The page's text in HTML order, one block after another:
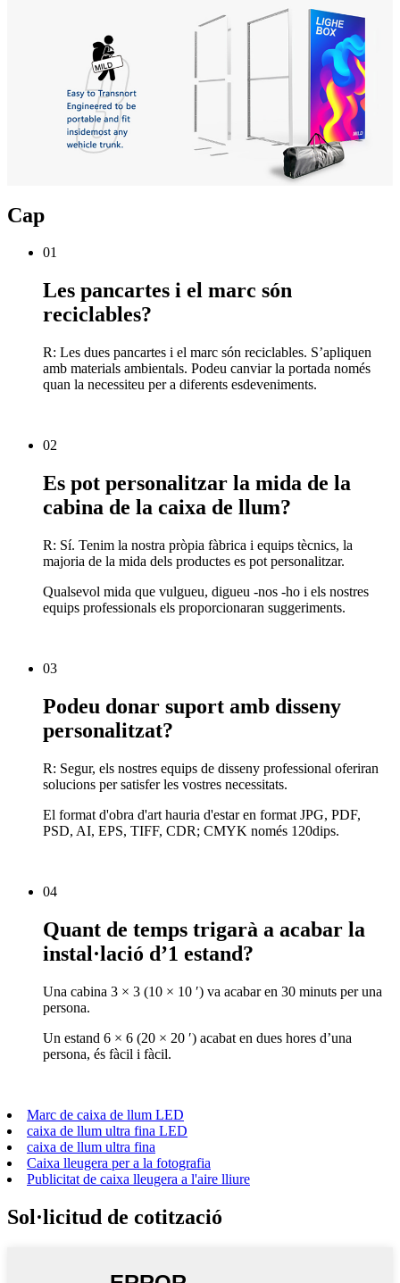
Cap
01
Les pancartes i el marc són
reciclables?
R: Les dues pancartes i el marc són reciclables. S’apliquen
amb materials ambientals. Podeu canviar la portada només
quan la necessiteu per a diferents esdeveniments.
02
Es pot personalitzar la mida de la
cabina de la caixa de llum?
R: Sí. Tenim la nostra pròpia fàbrica i equips tècnics, la
majoria de la mida dels productes es pot personalitzar.
Qualsevol mida que vulgueu, digueu -nos -ho i els nostres
equips professionals els proporcionaran suggeriments.
03
Podeu donar suport amb disseny
personalitzat?
R: Segur, els nostres equips de disseny professional oferiran
solucions per satisfer les vostres necessitats.
El format d'obra d'art hauria d'estar en format JPG, PDF,
PSD, AI, EPS, TIFF, CDR; CMYK només 120dips.
04
Quant de temps trigarà a acabar la
instal·lació d’1 estand?
Una cabina 3 × 3 (10 × 10 ′) va acabar en 30 minuts per una
persona.
Un estand 6 × 6 (20 × 20 ′) acabat en dues hores d’una
persona, és fàcil i fàcil.
Marc de caixa de llum LED
caixa de llum ultra fina LED
caixa de llum ultra fina
Caixa lleugera per a la fotografia
Publicitat de caixa lleugera a l'aire lliure
Sol·licitud de cotització